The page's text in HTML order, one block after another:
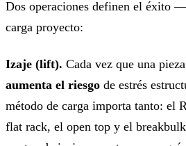
Dos operaciones definen el éxito
carga proyecto:
Izaje (lift). Cada vez que una
aumenta el riesgo de estrés
método de carga importa tanto: el
flat rack, el open top y el breakbulk